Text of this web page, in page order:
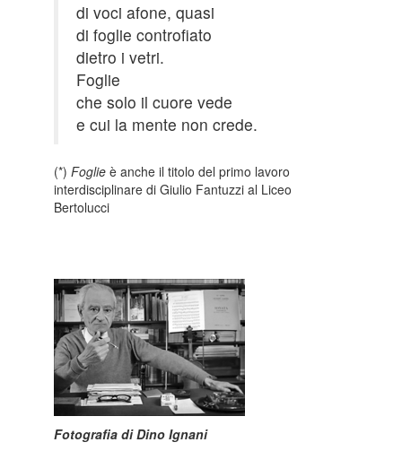
di voci afone, quasi
di foglie controfiato
dietro i vetri.
Foglie
che solo il cuore vede
e cui la mente non crede.
(*) Foglie è anche il titolo del primo lavoro
interdisciplinare di Giulio Fantuzzi al Liceo
Bertolucci
Fotografia di Dino Ignani